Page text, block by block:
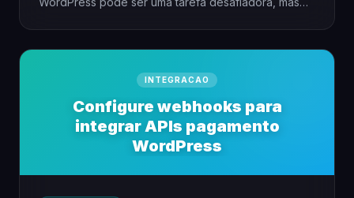
INTEGRACAO
Configure webhooks para
integrar APIs pagamento
WordPress